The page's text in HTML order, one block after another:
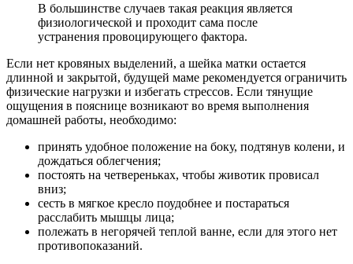
В большинстве случаев такая реакция является
физиологической и проходит сама после
устранения провоцирующего фактора.
Если нет кровяных выделений, а шейка матки остается
длинной и закрытой, будущей маме рекомендуется ограничить
физические нагрузки и избегать стрессов. Если тянущие
ощущения в пояснице возникают во время выполнения
домашней работы, необходимо:
принять удобное положение на боку, подтянув колени, и
дождаться облегчения;
постоять на четвереньках, чтобы животик провисал
вниз;
сесть в мягкое кресло поудобнее и постараться
расслабить мышцы лица;
полежать в негорячей теплой ванне, если для этого нет
противопоказаний.